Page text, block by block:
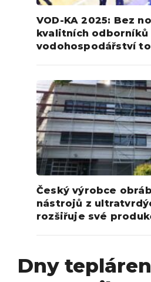
Dny
VOD-KA 2025: Bez
kvalitních odborníků
vodohospodářství
Český výrobce
nástrojů z
rozšiřuje své